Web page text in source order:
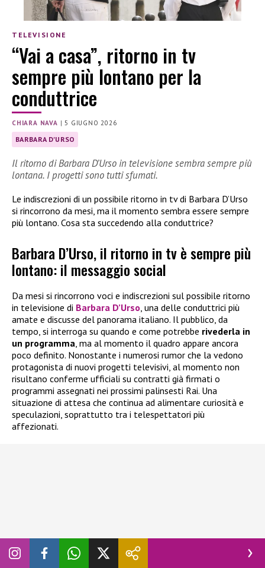
TELEVISIONE
“Vai a casa”, ritorno in tv
sempre più lontano per la
conduttrice
CHIARA NAVA |5 GIUGNO 2026
BARBARA D'URSO
Il ritorno di Barbara D’Urso in televisione sembra sempre più
lontana. I progetti sono tutti sfumati.
Le indiscrezioni di un possibile ritorno in tv di Barbara D’Urso
si rincorrono da mesi, ma il momento sembra essere sempre
più lontano. Cosa sta succedendo alla conduttrice?
Barbara D’Urso, il ritorno in tv è sempre più
lontano: il messaggio social
Da mesi si rincorrono voci e indiscrezioni sul possibile ritorno
in televisione di Barbara D’Urso , una delle conduttrici più
amate e discusse del panorama italiano. Il pubblico, da
tempo, si interroga su quando e come potrebbe rivederla in
un programma , ma al momento il quadro appare ancora
poco definito. Nonostante i numerosi rumor che la vedono
protagonista di nuovi progetti televisivi, al momento non
risultano conferme ufficiali su contratti già firmati o
programmi assegnati nei prossimi palinsesti Rai. Una
situazione di attesa che continua ad alimentare curiosità e
speculazioni, soprattutto tra i telespettatori più
affezionati.